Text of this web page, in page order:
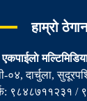
हाम्रो
एकपाईलाे
०४, दार्चुला,
९८४८७११२३१ /